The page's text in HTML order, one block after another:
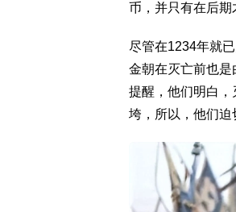
币，并只有在后期
尽管在1234年就
金朝在灭亡前也
提醒，他们明白
垮，所以，他们迫